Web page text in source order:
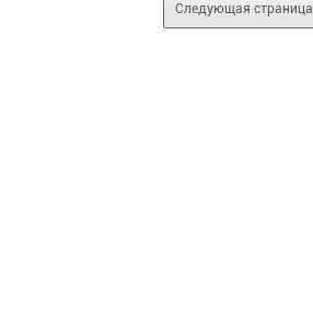
Следующая страница